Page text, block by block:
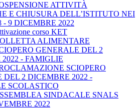
ATTIVITÀ
E CHIUSURA DELL’ISTITUTO NEI
- 9 DICEMBRE 2022
corso KET
ALIMENTARE
GENERALE DEL 2
- FAMIGLIE
SCIOPERO
DEL 2 DICEMBRE 2022 -
SCOLASTICO
SINDACALE SNALS
2022